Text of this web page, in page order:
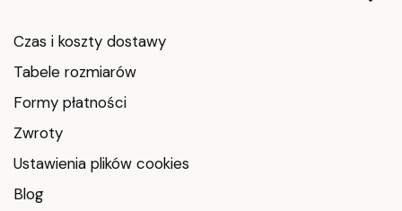
Czas i koszty dostawy
Tabele rozmiarów
Formy płatności
Zwroty
Ustawienia plików cookies
Blog